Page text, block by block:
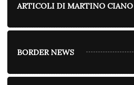
ARTICOLI DI MARTINO CIANO
BORDER NEWS